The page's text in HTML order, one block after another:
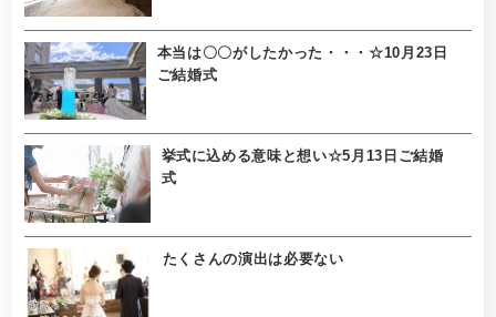
本当は〇〇がしたかった・・・☆10月23日
ご結婚式
挙式に込める意味と想い☆5月13日ご結婚
式
たくさんの演出は必要ない